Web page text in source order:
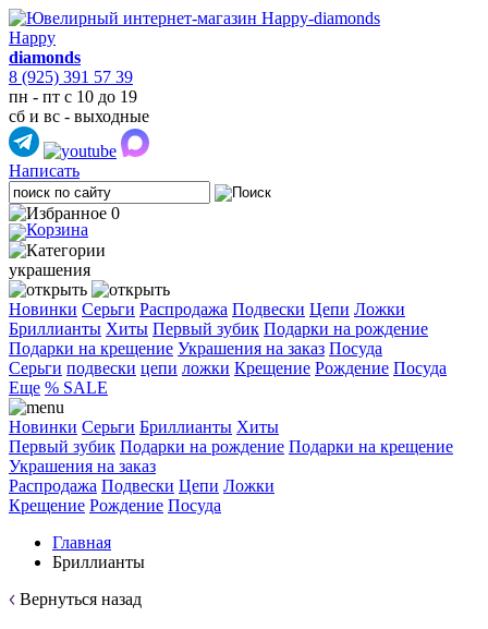
Happy
diamonds
8 (925) 391 57 39
пн - пт с 10 до 19
сб и вс - выходные
Написать
0
украшения
Новинки Серьги Распродажа Подвески Цепи Ложки
Бриллианты Хиты Первый зубик Подарки на рождение
Подарки на крещение Украшения на заказ Посуда
Cерьги подвески цепи ложки Крещение Рождение Посуда
Еще % SALE
Новинки Серьги Бриллианты Хиты
Первый зубик Подарки на рождение Подарки на крещение
Украшения на заказ
Распродажа Подвески Цепи Ложки
Крещение Рождение Посуда
Главная
Бриллианты
Вернуться назад